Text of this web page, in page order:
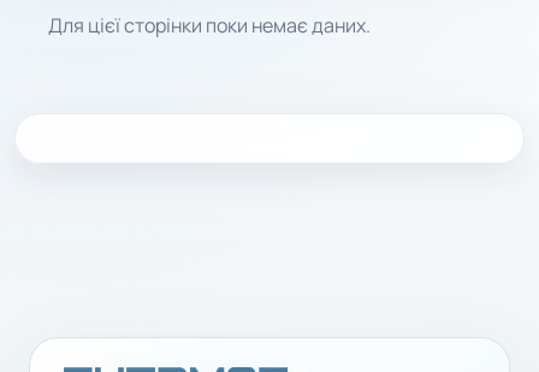
Для цієї сторінки поки немає даних.